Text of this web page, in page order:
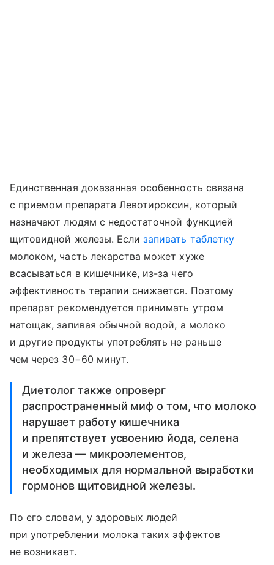
Единственная доказанная особенность связана
с приемом препарата Левотироксин, который
назначают людям с недостаточной функцией
щитовидной железы. Еслизапивать таблетку
молоком, часть лекарства может хуже
всасываться в кишечнике, из-за чего
эффективность терапии снижается. Поэтому
препарат рекомендуется принимать утром
натощак, запивая обычной водой, а молоко
и другие продукты употреблять не раньше
чем через 30−60 минут.
Диетолог также опроверг
распространенный миф о том, что молоко
нарушает работу кишечника
и препятствует усвоению йода, селена
и железа — микроэлементов,
необходимых для нормальной выработки
гормонов щитовидной железы.
По его словам, у здоровых людей
при употреблении молока таких эффектов
не возникает.